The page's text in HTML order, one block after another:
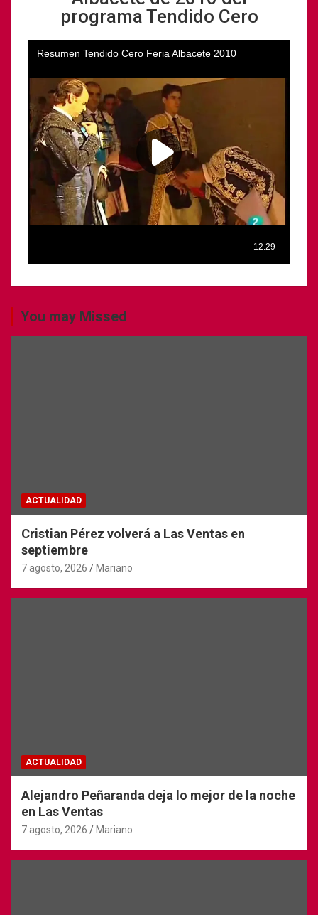
programa Tendido Cero
You may Missed
ACTUALIDAD
Cristian Pérez volverá a Las Ventas en
septiembre
7 agosto, 2026 Mariano
ACTUALIDAD
Alejandro Peñaranda deja lo mejor de la noche
en Las Ventas
7 agosto, 2026 Mariano